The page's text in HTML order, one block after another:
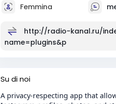
Femmina
http://radio-kanal.ru/
name=plugins&p
Su di noi
A privacy-respecting app that